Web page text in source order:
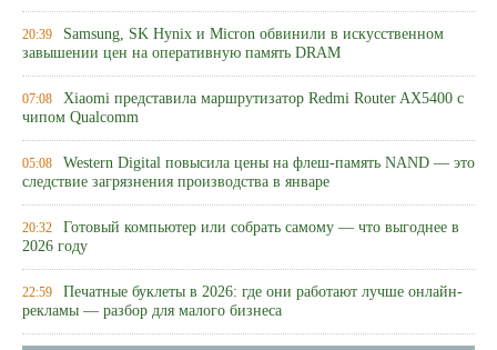
20:39 Samsung, SK Hynix и Micron обвинили в искусственном
завышении цен на оперативную память DRAM
07:08 Xiaomi представила маршрутизатор Redmi Router AX5400 с
чипом Qualcomm
05:08 Western Digital повысила цены на флеш-память NAND — это
следствие загрязнения производства в январе
20:32 Готовый компьютер или собрать самому — что выгоднее в
2026 году
22:59 Печатные буклеты в 2026: где они работают лучше онлайн-
рекламы — разбор для малого бизнеса